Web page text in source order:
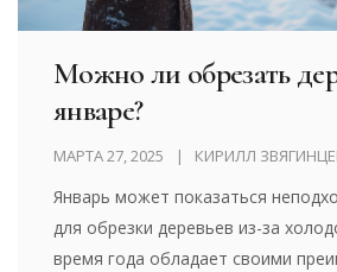
Можно ли обрезать
январе?
МАРТА 27, 2025 КИРИЛЛ
Январь может показаться
для обрезки деревьев из-за
время года обладает своими